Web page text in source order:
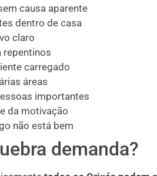
causa aparente
dentro de casa
claro
repentinos
carregado
áreas
importantes
da motivação
não está bem
demanda?